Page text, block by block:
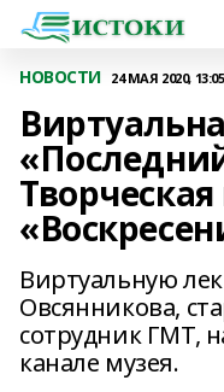
НОВОСТИ 24 МАЯ 2020, 13:05
Виртуальную
Овсянникова,
сотрудник ГМТ,
канале музея.